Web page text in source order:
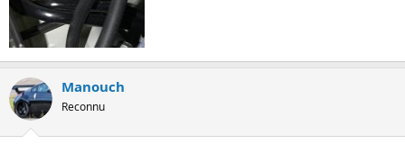
Manouch
Reconnu